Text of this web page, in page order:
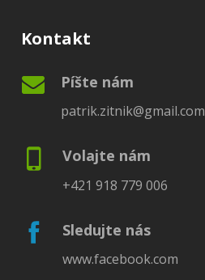
Kontakt
Píšte nám
patrik.zitnik@gmail.com
Volajte nám
+421 918 779 006
Sledujte nás
www.facebook.com